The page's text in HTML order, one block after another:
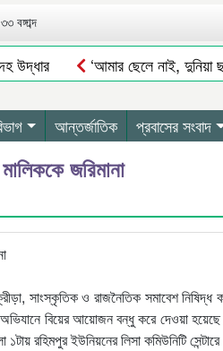
বঙ্গাব্দ
উদ্ধার ‘আমার ছেলে নাই, দুনিয়া
ম/লা
ইউরোপজুড়ে সিলেটি পণ্যের
আন্তর্জাতিক প্রবাসের সংবাদ
জরিমানা
সাংস্কৃতিক ও রাজনৈতিক সমাবেশ
অভিযানে বিয়ের আয়োজন বন্ধু করে দেওয়া
রহিমপুর ইউনিয়নের লিসা কমিউনিটি